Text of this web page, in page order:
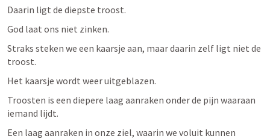
Daarin ligt de diepste troost.
God laat ons niet zinken.
Straks steken we een kaarsje aan, maar daarin zelf ligt niet de
troost.
Het kaarsje wordt weer uitgeblazen.
Troosten is een diepere laag aanraken onder de pijn waaraan
iemand lijdt.
Een laag aanraken in onze ziel, waarin we voluit kunnen